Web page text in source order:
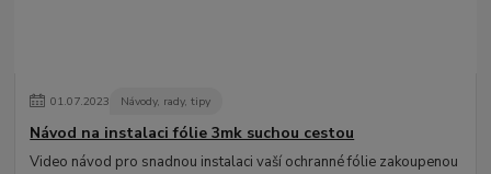
01.07.2023 Návody, rady, tipy
Návod na instalaci fólie 3mk suchou cestou
Video návod pro snadnou instalaci vaší ochranné fólie zakoupenou